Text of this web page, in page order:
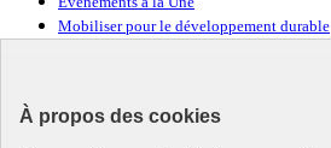
À propos des cookies
Mobiliser pour le développement durable
Ressources